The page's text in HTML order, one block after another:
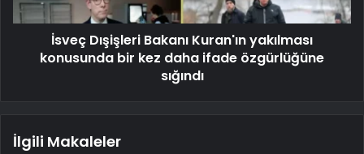
İsveç Dışişleri Bakanı Kuran'ın yakılması
konusunda bir kez daha ifade özgürlüğüne
sığındı
İlgili Makaleler